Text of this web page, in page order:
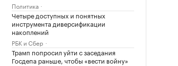
Политика
Четыре доступных и понятных
инструмента диверсификации
накоплений
РБК и Сбер
Трамп попросил уйти с заседания
Госдепа раньше, чтобы «вести войну»